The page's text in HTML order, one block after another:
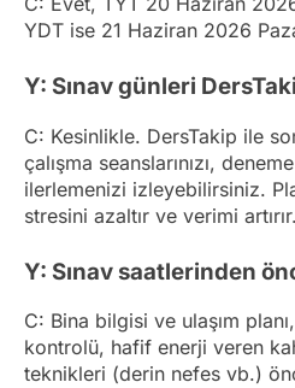
YDT ise 21 Haziran 2026
Y: Sınav günleri
C: Kesinlikle. DersTakip ile
çalışma seanslarınızı,
ilerlemenizi izleyebilirsiniz.
stresini azaltır ve verimi artırır.
Y: Sınav saatlerinden
C: Bina bilgisi ve ulaşım
kontrolü, hafif enerji veren
teknikleri (derin nefes vb.)